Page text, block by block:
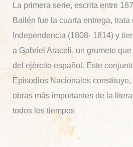
La primera serie, escrita entre
Bailén fue la cuarta entrega,
Independencia (1808- 1814) y
a Gabriel Araceli, un grumete
del ejército español. Este
Episodios Nacionales
obras más importantes de la
todos los tiempos